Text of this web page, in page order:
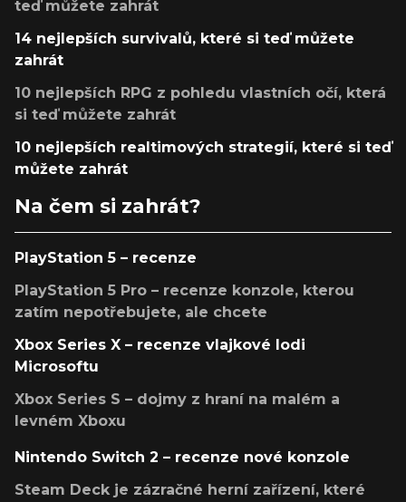
teď můžete zahrát
14 nejlepších survivalů, které si teď můžete
zahrát
10 nejlepších RPG z pohledu vlastních očí, která
si teď můžete zahrát
10 nejlepších realtimových strategií, které si teď
můžete zahrát
Na čem si zahrát?
PlayStation 5 – recenze
PlayStation 5 Pro – recenze konzole, kterou
zatím nepotřebujete, ale chcete
Xbox Series X – recenze vlajkové lodi
Microsoftu
Xbox Series S – dojmy z hraní na malém a
levném Xboxu
Nintendo Switch 2 – recenze nové konzole
Steam Deck je zázračné herní zařízení, které